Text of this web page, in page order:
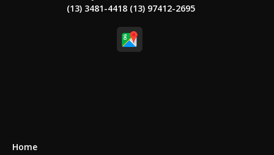
(13) 3481-4418 (13) 97412-2695
Home